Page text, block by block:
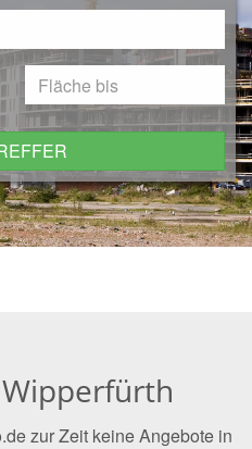
zur Zeit keine Angebote in